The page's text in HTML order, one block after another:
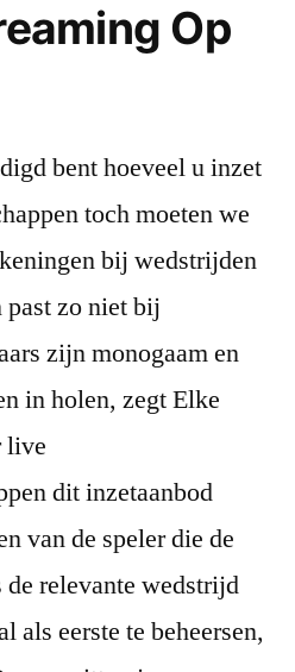
Op
bent hoeveel u inzet
toch moeten we
bij wedstrijden
past zo niet bij
zijn monogaam en
in holen, zegt Elke
live
dit inzetaanbod
van de speler die de
de relevante wedstrijd
als eerste te beheersen,